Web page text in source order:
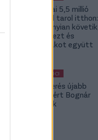
Szoboszlai 5,5 millió
követővel tarol itthon:
2-szer annyian követik,
mint Kerkezt és
Dzsudzsákot együtt
MAGYAR FOCI
A Fradi-verés újabb
kispadot ért Bognár
Györgynek